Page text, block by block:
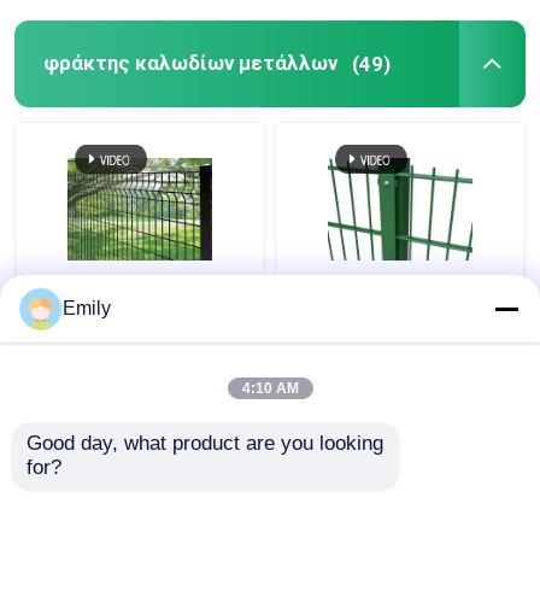
φράκτης καλωδίων μετάλλων (49)
φράκτης καλωδίων
μετάλλων φρακτών
τρισδιάστατος 5mm
Διπλό Σύρμα Φράχτης
6/5/6mm σύρμα
Emily
4:10 AM
Good day, what product are you looking
for?